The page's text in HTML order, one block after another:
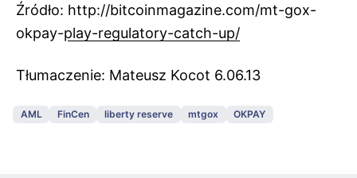
Źródło: http://bitcoinmagazine.com/mt-gox-
okpay-play-regulatory-catch-up/
Tłumaczenie: Mateusz Kocot 6.06.13
AML FinCen liberty reserve mtgox OKPAY